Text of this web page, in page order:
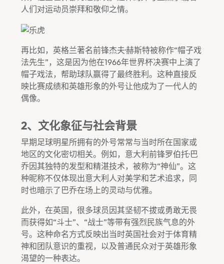
人们对运动员崇拜和敬仰之情。
再比如，英格兰著名前锋杰夫·赫斯特被称作“帽子戏
法先生”，这是因为他在1966年世界杯决赛中上演了
帽子戏法，帮助球队赢得了最终胜利。这种直接反
映比赛成绩和英雄形象的外号让他成为了一代人的
偶像。
2、文化象征与社会背景
早期足球明星所拥有的外号常常与当时所在国家或
地区的文化密切相关。例如，意大利前锋罗伯托·巴
乔因其独特的发型和精湛技术，被称为“神仙”。这
种昵称不仅体现出意大利人对美学和艺术追求，同
时也暗示了巴乔在场上的灵动与优雅。
此外，在英国，很多球员因其坚韧不拔或勇敢无畏
而获得如“斗士”、“战士”等带有强烈民族气息的外
号。这种命名方式反映出当时英国社会对于体育精
神和团队意识的重视，以及普通民众对于英雄形象
渴望的一种表达。